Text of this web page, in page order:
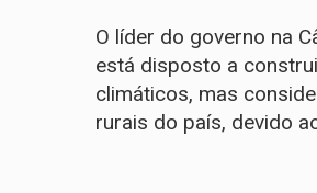
O líder do governo na
está disposto a
climáticos, mas
rurais do país, devido